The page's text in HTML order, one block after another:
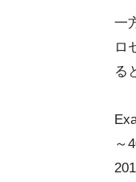
一
ロ
る
～